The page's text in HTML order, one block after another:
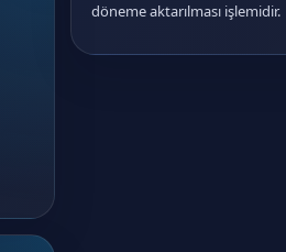
döneme aktarılması işlemidir.